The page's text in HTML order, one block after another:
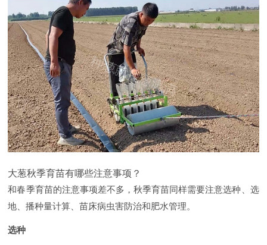
大葱秋季育苗有哪些注意事项？
和春季育苗的注意事项差不多，秋季育苗同样需要注意选种、选
地、播种量计算、苗床病虫害防治和肥水管理。
选种